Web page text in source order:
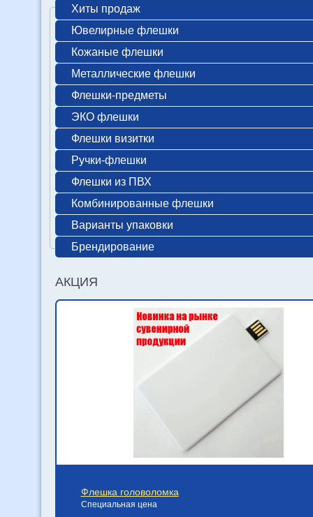
Хиты продаж
Ювелирные флешки
Кожаные флешки
Металлические флешки
Флешки-предметы
ЭКО флешки
Флешки визитки
Ручки-флешки
Флешки из ПВХ
Комбинированные флешки
Варианты упаковки
Брендирование
АКЦИЯ
Флешка головоломка
Специальная цена